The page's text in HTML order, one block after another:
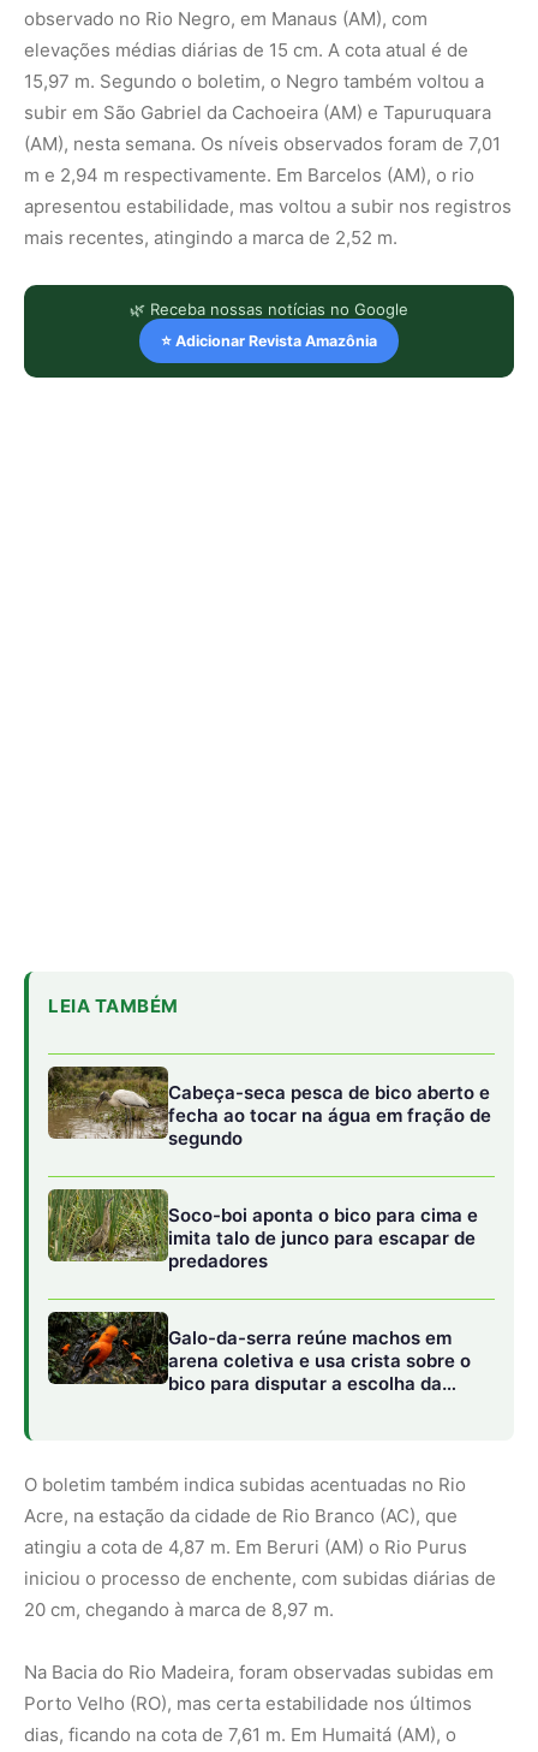
observado no Rio Negro, em Manaus (AM), com
elevações médias diárias de 15 cm. A cota atual é de
15,97 m. Segundo o boletim, o Negro também voltou a
subir em São Gabriel da Cachoeira (AM) e Tapuruquara
(AM), nesta semana. Os níveis observados foram de 7,01
m e 2,94 m respectivamente. Em Barcelos (AM), o rio
apresentou estabilidade, mas voltou a subir nos registros
mais recentes, atingindo a marca de 2,52 m.
🌿 Receba nossas notícias no Google
⭐ Adicionar Revista Amazônia
LEIA TAMBÉM
Cabeça-seca pesca de bico aberto e
fecha ao tocar na água em fração de
segundo
Soco-boi aponta o bico para cima e
imita talo de junco para escapar de
predadores
Galo-da-serra reúne machos em
arena coletiva e usa crista sobre o
bico para disputar a escolha da
O boletim também indica subidas acentuadas no Rio
Acre, na estação da cidade de Rio Branco (AC), que
atingiu a cota de 4,87 m. Em Beruri (AM) o Rio Purus
iniciou o processo de enchente, com subidas diárias de
20 cm, chegando à marca de 8,97 m.
Na Bacia do Rio Madeira, foram observadas subidas em
Porto Velho (RO), mas certa estabilidade nos últimos
dias, ficando na cota de 7,61 m. Em Humaitá (AM), o